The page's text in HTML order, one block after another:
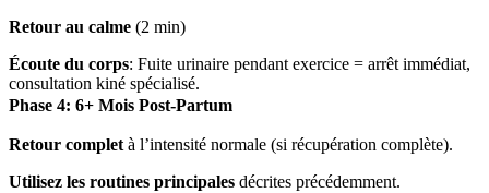
Retour au calme (2 min)
Écoute du corps: Fuite urinaire pendant exercice = arrêt immédiat,
consultation kiné spécialisé.
Phase 4: 6+ Mois Post-Partum
Retour complet à l’intensité normale (si récupération complète).
Utilisez les routines principales décrites précédemment.